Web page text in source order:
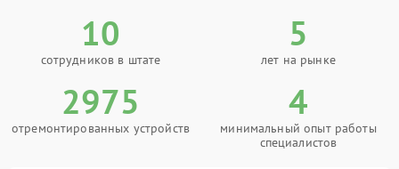
10
сотрудников в штате
5
лет на рынке
2975
отремонтированных устройств
4
минимальный опыт работы
специалистов